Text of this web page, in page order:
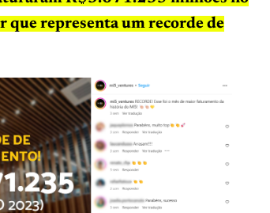
que representa um recorde de